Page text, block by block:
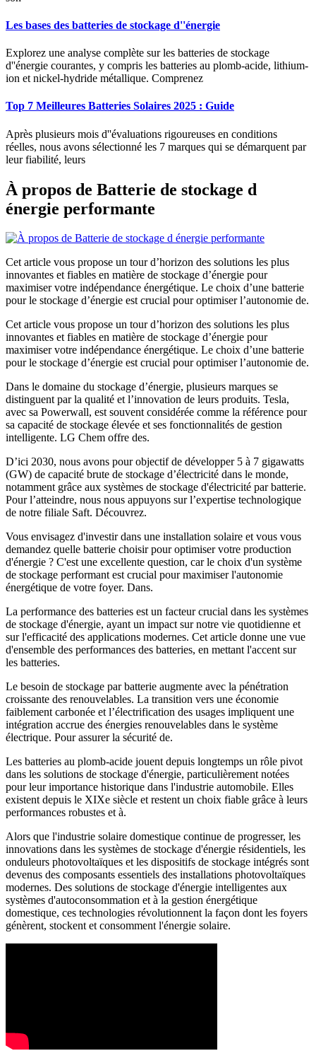
Les bases des batteries de stockage d''énergie
Explorez une analyse complète sur les batteries de stockage
d''énergie courantes, y compris les batteries au plomb-acide, lithium-
ion et nickel-hydride métallique. Comprenez
Top 7 Meilleures Batteries Solaires 2025 : Guide
Après plusieurs mois d''évaluations rigoureuses en conditions
réelles, nous avons sélectionné les 7 marques qui se démarquent par
leur fiabilité, leurs
À propos de Batterie de stockage d
énergie performante
Cet article vous propose un tour d’horizon des solutions les plus
innovantes et fiables en matière de stockage d’énergie pour
maximiser votre indépendance énergétique. Le choix d’une batterie
pour le stockage d’énergie est crucial pour optimiser l’autonomie de.
Cet article vous propose un tour d’horizon des solutions les plus
innovantes et fiables en matière de stockage d’énergie pour
maximiser votre indépendance énergétique. Le choix d’une batterie
pour le stockage d’énergie est crucial pour optimiser l’autonomie de.
Dans le domaine du stockage d’énergie, plusieurs marques se
distinguent par la qualité et l’innovation de leurs produits. Tesla,
avec sa Powerwall, est souvent considérée comme la référence pour
sa capacité de stockage élevée et ses fonctionnalités de gestion
intelligente. LG Chem offre des.
D’ici 2030, nous avons pour objectif de développer 5 à 7 gigawatts
(GW) de capacité brute de stockage d’électricité dans le monde,
notamment grâce aux systèmes de stockage d'électricité par batterie.
Pour l’atteindre, nous nous appuyons sur l’expertise technologique
de notre filiale Saft. Découvrez.
Vous envisagez d'investir dans une installation solaire et vous vous
demandez quelle batterie choisir pour optimiser votre production
d'énergie ? C'est une excellente question, car le choix d'un système
de stockage performant est crucial pour maximiser l'autonomie
énergétique de votre foyer. Dans.
La performance des batteries est un facteur crucial dans les systèmes
de stockage d'énergie, ayant un impact sur notre vie quotidienne et
sur l'efficacité des applications modernes. Cet article donne une vue
d'ensemble des performances des batteries, en mettant l'accent sur
les batteries.
Le besoin de stockage par batterie augmente avec la pénétration
croissante des renouvelables. La transition vers une économie
faiblement carbonée et l’électrification des usages impliquent une
intégration accrue des énergies renouvelables dans le système
électrique. Pour assurer la sécurité de.
Les batteries au plomb-acide jouent depuis longtemps un rôle pivot
dans les solutions de stockage d'énergie, particulièrement notées
pour leur importance historique dans l'industrie automobile. Elles
existent depuis le XIXe siècle et restent un choix fiable grâce à leurs
performances robustes et à.
Alors que l'industrie solaire domestique continue de progresser, les
innovations dans les systèmes de stockage d'énergie résidentiels, les
onduleurs photovoltaïques et les dispositifs de stockage intégrés sont
devenus des composants essentiels des installations photovoltaïques
modernes. Des solutions de stockage d'énergie intelligentes aux
systèmes d'autoconsommation et à la gestion énergétique
domestique, ces technologies révolutionnent la façon dont les foyers
génèrent, stockent et consomment l'énergie solaire.